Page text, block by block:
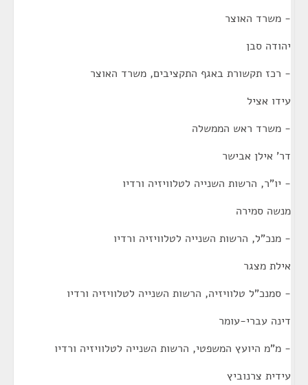
- משרד האוצר
יהודה סבן
- רכז תקשורת באגף התקציבים, משרד האוצר
עידו אציל
- משרד ראש הממשלה
דר' אילן אבישר
- יו"ר, הרשות השנייה לטלוויזיה ורדיו
מנשה סמירה
- מנכ"ל, הרשות השנייה לטלוויזיה ורדיו
אילת מצגר
- סמנכ"ל טלוויזיה, הרשות השנייה לטלוויזיה ורדיו
דינה עברי-עומר
- מ"מ היועץ המשפטי, הרשות השנייה לטלוויזיה ורדיו
עידית צרנוביץ